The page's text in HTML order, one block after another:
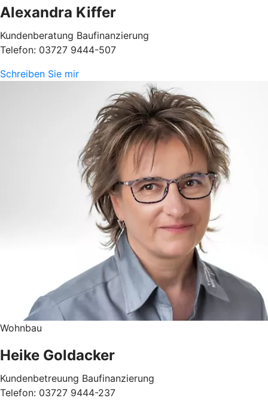
Alexandra Kiffer
Kundenberatung Baufinanzierung
Telefon: 03727 9444-507
Schreiben Sie mir
Wohnbau
Heike Goldacker
Kundenbetreuung Baufinanzierung
Telefon: 03727 9444-237